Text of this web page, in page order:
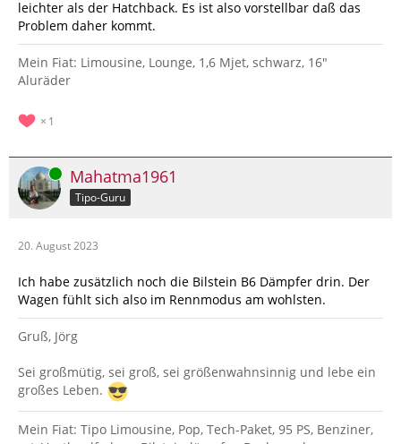
leichter als der Hatchback. Es ist also vorstellbar daß das
Problem daher kommt.
Mein Fiat: Limousine, Lounge, 1,6 Mjet, schwarz, 16"
Aluräder
1
Online Mahatma1961
Tipo-Guru
20. August 2023
Ich habe zusätzlich noch die Bilstein B6 Dämpfer drin. Der
Wagen fühlt sich also im Rennmodus am wohlsten.
Gruß, Jörg
Sei großmütig, sei groß, sei größenwahnsinnig und lebe ein
großes Leben.
Mein Fiat: Tipo Limousine, Pop, Tech-Paket, 95 PS, Benziner,